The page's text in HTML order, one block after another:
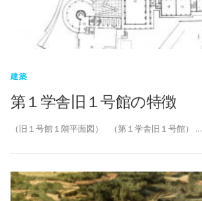
建築
第１学舎旧１号館の特徴
（旧１号館１階平面図） （第１学舎旧１号館） …